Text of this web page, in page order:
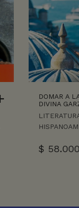
DOMAR A
DIVINA
$